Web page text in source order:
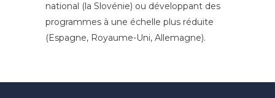
national (la Slovénie) ou développant des
programmes à une échelle plus réduite
(Espagne, Royaume-Uni, Allemagne).